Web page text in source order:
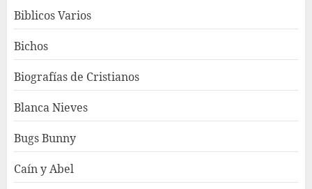
Biblicos Varios
Bichos
Biografías de Cristianos
Blanca Nieves
Bugs Bunny
Caín y Abel